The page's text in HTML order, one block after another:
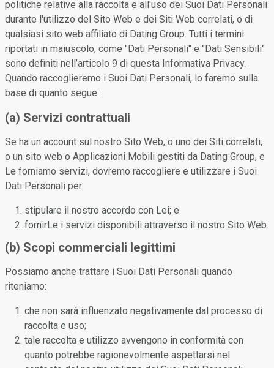
politiche relative alla raccolta e all'uso dei Suoi Dati Personali
durante l'utilizzo del Sito Web e dei Siti Web correlati, o di
qualsiasi sito web affiliato di Dating Group. Tutti i termini
riportati in maiuscolo, come "Dati Personali" e "Dati Sensibili"
sono definiti nell’articolo 9 di questa Informativa Privacy.
Quando raccoglieremo i Suoi Dati Personali, lo faremo sulla
base di quanto segue:
(a) Servizi contrattuali
Se ha un account sul nostro Sito Web, o uno dei Siti correlati,
o un sito web o Applicazioni Mobili gestiti da Dating Group, e
Le forniamo servizi, dovremo raccogliere e utilizzare i Suoi
Dati Personali per:
stipulare il nostro accordo con Lei; e
fornirLe i servizi disponibili attraverso il nostro Sito Web.
(b) Scopi commerciali legittimi
Possiamo anche trattare i Suoi Dati Personali quando
riteniamo:
che non sarà influenzato negativamente dal processo di
raccolta e uso;
tale raccolta e utilizzo avvengono in conformità con
quanto potrebbe ragionevolmente aspettarsi nel